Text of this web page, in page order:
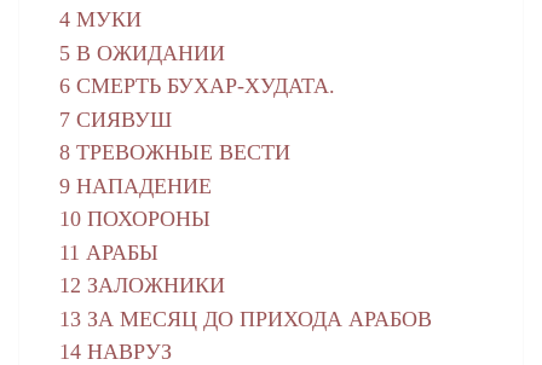
4 МУКИ
5 В ОЖИДАНИИ
6 СМЕРТЬ БУХАР-ХУДАТА.
7 СИЯВУШ
8 ТРЕВОЖНЫЕ ВЕСТИ
9 НАПАДЕНИЕ
10 ПОХОРОНЫ
11 АРАБЫ
12 ЗАЛОЖНИКИ
13 ЗА МЕСЯЦ ДО ПРИХОДА АРАБОВ
14 НАВРУЗ